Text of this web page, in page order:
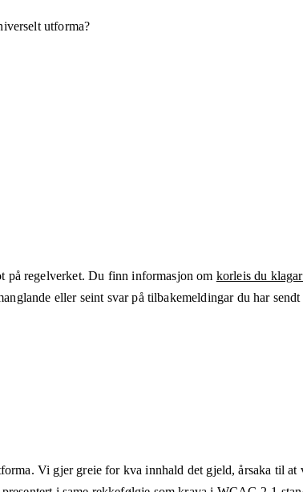
utforma?
på regelverket. Du finn informasjon om korleis du
eller seint svar på tilbakemeldingar du har
Vi gjer greie for kva innhald det gjeld, årsaka til